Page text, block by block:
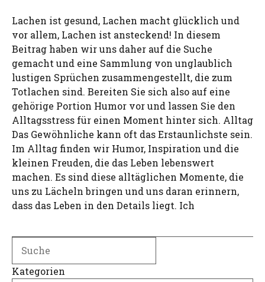
Lachen ist gesund, Lachen macht glücklich und
vor allem, Lachen ist ansteckend! In diesem
Beitrag haben wir uns daher auf die Suche
gemacht und eine Sammlung von unglaublich
lustigen Sprüchen zusammengestellt, die zum
Totlachen sind. Bereiten Sie sich also auf eine
gehörige Portion Humor vor und lassen Sie den
Alltagsstress für einen Moment hinter sich. Alltag
Das Gewöhnliche kann oft das Erstaunlichste sein.
Im Alltag finden wir Humor, Inspiration und die
kleinen Freuden, die das Leben lebenswert
machen. Es sind diese alltäglichen Momente, die
uns zu Lächeln bringen und uns daran erinnern,
dass das Leben in den Details liegt. Ich
Search
Kategorien